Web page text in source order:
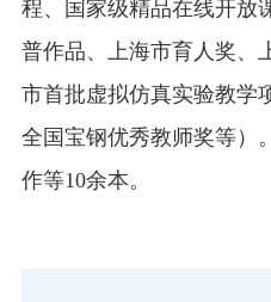
程、国家级精品在线开放
普作品、上海市育人奖、
市首批虚拟仿真实验教学
全国宝钢优秀教师奖等）
作等10余本。